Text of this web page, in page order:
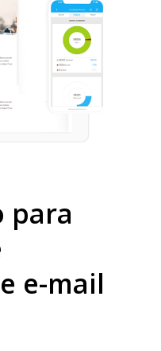
para
e-mail